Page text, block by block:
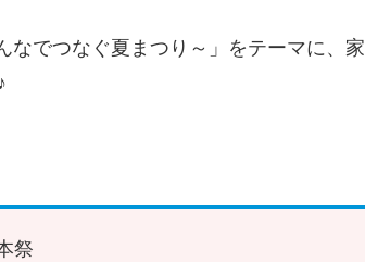
なでつなぐ夏まつり～」をテーマに、家
祭